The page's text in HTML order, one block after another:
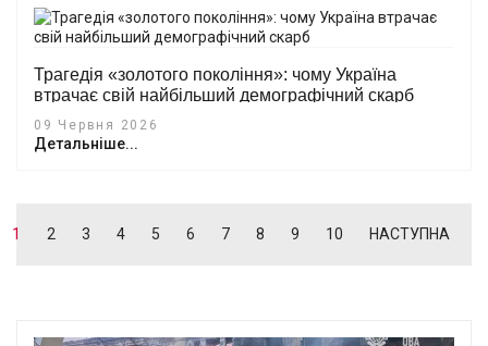
Трагедія «золотого покоління»: чому Україна
втрачає свій найбільший демографічний скарб
09 Червня 2026
Детальніше...
1 2 3 4 5 6 7 8 9 10 НАСТУПНА